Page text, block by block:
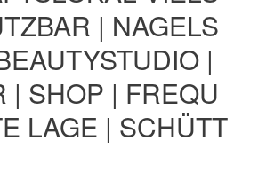
| NAGELS
|
| SHOP | FREQU
LAGE | SCHÜTT